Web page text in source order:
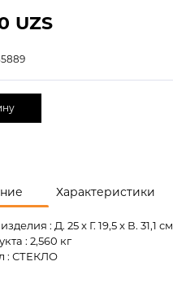
Характеристики
: Д. 25 x Г. 19,5 x В. 31,1 см
: 2,560 кг
: СТЕКЛО
UZS